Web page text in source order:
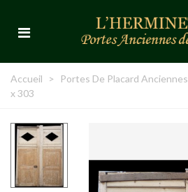
Accueil > Portes De Placard Anciennes
x 303